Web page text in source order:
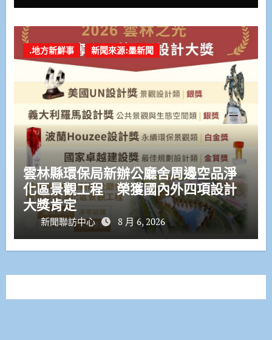
.地方新鮮事 新聞來源:墨新聞
雲林縣環保局新辦公廳舍周邊空品淨
化區景觀工程 榮獲國內外四項設計
大獎肯定
新聞聯訪中心 8 月 6, 2026